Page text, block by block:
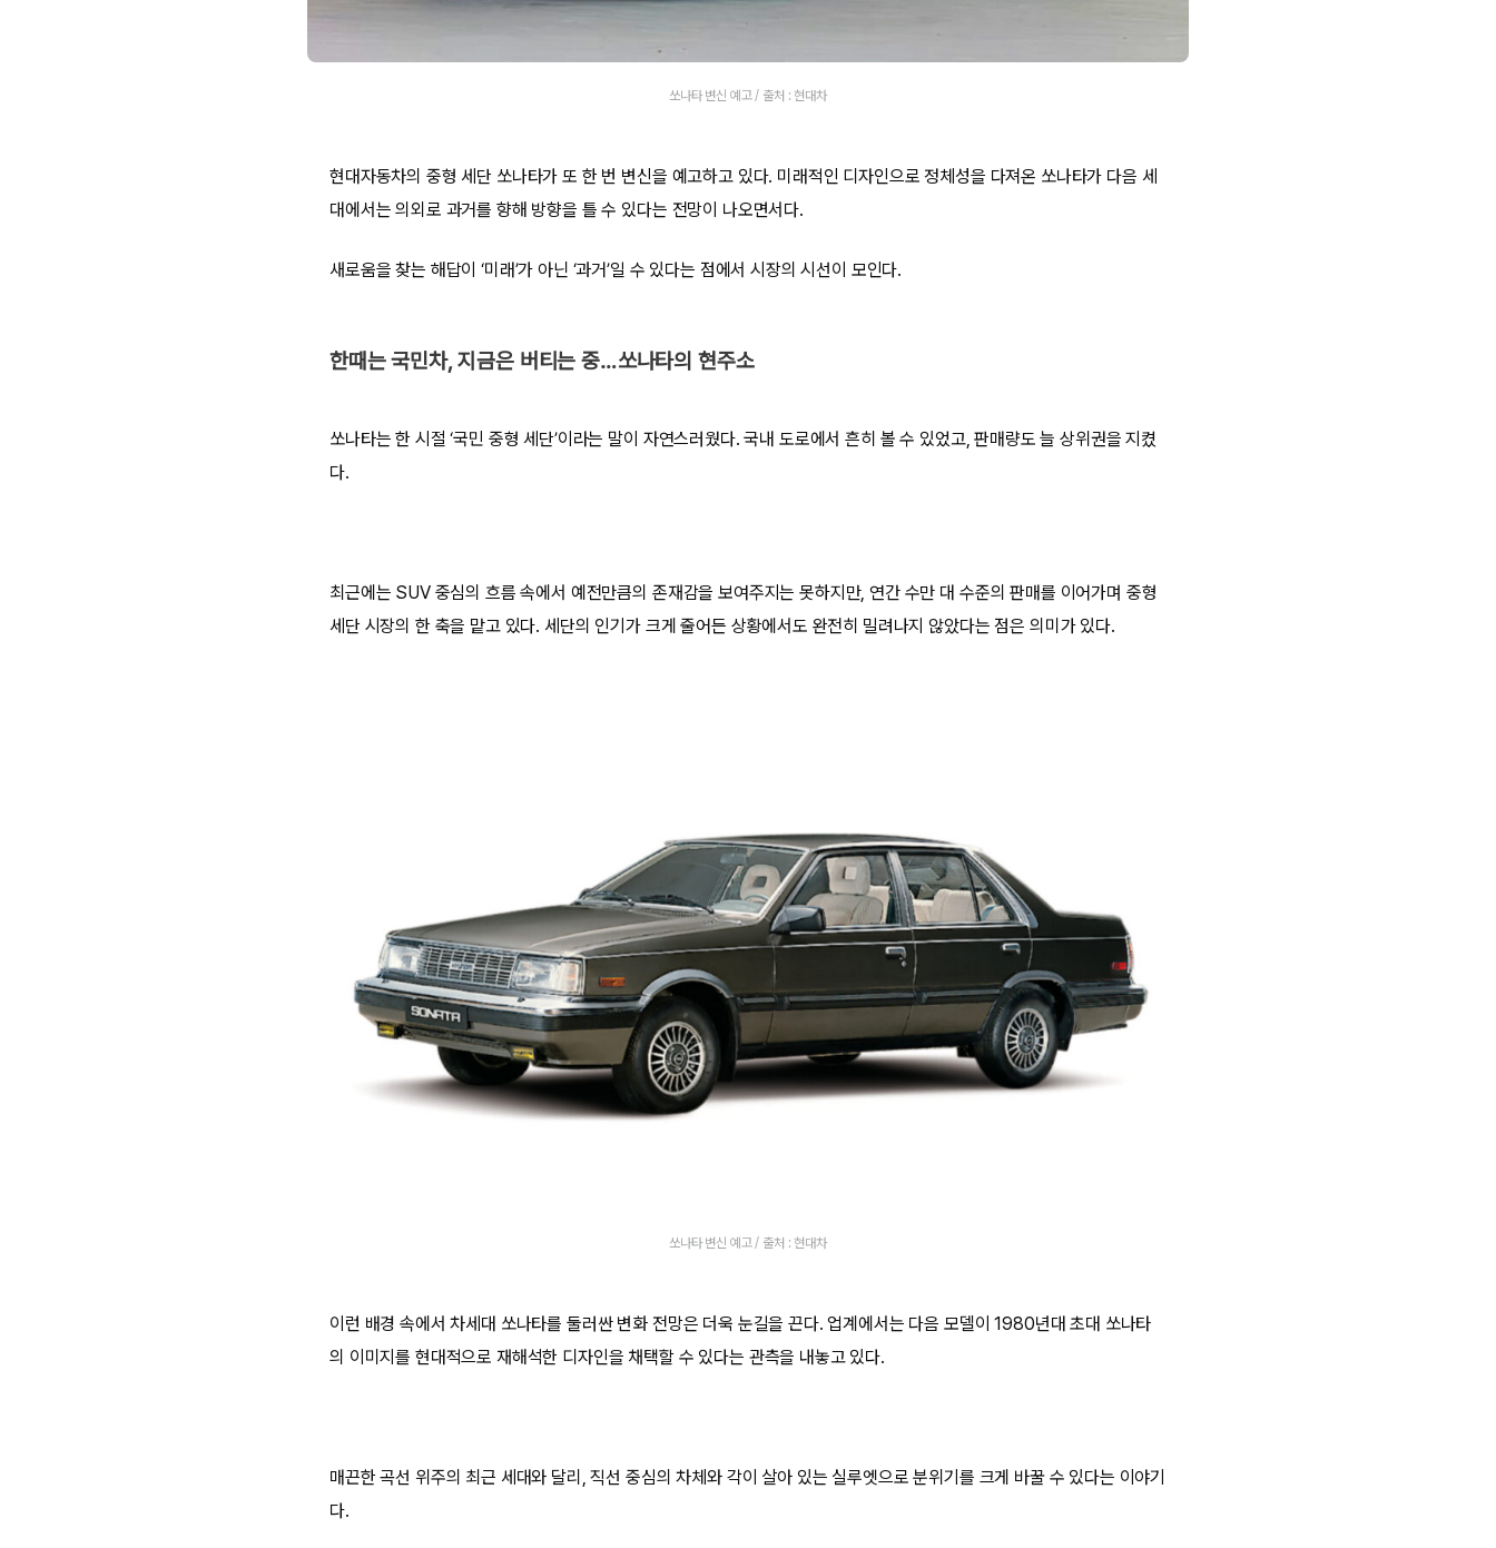
쏘나타 변신 예고 / 출처 : 현대차
현대자동차의 중형 세단 쏘나타가 또 한 번 변신을 예고하고 있다. 미래적인 디자인으로 정체성을 다져온 쏘나타가 다음 세
대에서는 의외로 과거를 향해 방향을 틀 수 있다는 전망이 나오면서다.
새로움을 찾는 해답이 ‘미래’가 아닌 ‘과거’일 수 있다는 점에서 시장의 시선이 모인다.
한때는 국민차, 지금은 버티는 중…쏘나타의 현주소
쏘나타는 한 시절 ‘국민 중형 세단’이라는 말이 자연스러웠다. 국내 도로에서 흔히 볼 수 있었고, 판매량도 늘 상위권을 지켰
다.
최근에는 SUV 중심의 흐름 속에서 예전만큼의 존재감을 보여주지는 못하지만, 연간 수만 대 수준의 판매를 이어가며 중형
세단 시장의 한 축을 맡고 있다. 세단의 인기가 크게 줄어든 상황에서도 완전히 밀려나지 않았다는 점은 의미가 있다.
쏘나타 변신 예고 / 출처 : 현대차
이런 배경 속에서 차세대 쏘나타를 둘러싼 변화 전망은 더욱 눈길을 끈다. 업계에서는 다음 모델이 1980년대 초대 쏘나타
의 이미지를 현대적으로 재해석한 디자인을 채택할 수 있다는 관측을 내놓고 있다.
매끈한 곡선 위주의 최근 세대와 달리, 직선 중심의 차체와 각이 살아 있는 실루엣으로 분위기를 크게 바꿀 수 있다는 이야기
다.